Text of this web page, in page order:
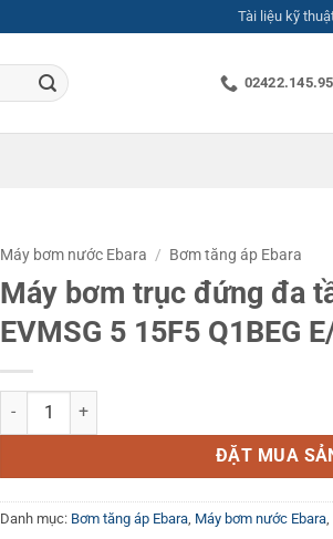
Tài liệu kỹ
Máy bơm nước Ebara / Bơm tăng áp Ebara
Máy bơm trục đứng đa
EVMSG 5 15F5 Q1BEG
Máy bơm trục đứng đa tầng cánh Ebara
ĐẶT MUA
Danh mục: Bơm tăng áp Ebara Máy bơm nước Ebara